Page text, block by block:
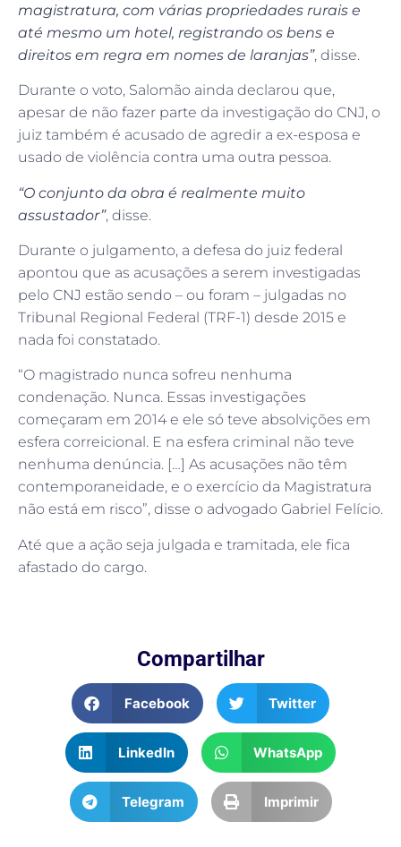
magistratura, com várias propriedades rurais e
até mesmo um hotel, registrando os bens e
direitos em regra em nomes de laranjas”, disse.
Durante o voto, Salomão ainda declarou que,
apesar de não fazer parte da investigação do CNJ, o
juiz também é acusado de agredir a ex-esposa e
usado de violência contra uma outra pessoa.
“O conjunto da obra é realmente muito
assustador”, disse.
Durante o julgamento, a defesa do juiz federal
apontou que as acusações a serem investigadas
pelo CNJ estão sendo – ou foram – julgadas no
Tribunal Regional Federal (TRF-1) desde 2015 e
nada foi constatado.
“O magistrado nunca sofreu nenhuma
condenação. Nunca. Essas investigações
começaram em 2014 e ele só teve absolvições em
esfera correicional. E na esfera criminal não teve
nenhuma denúncia. […] As acusações não têm
contemporaneidade, e o exercício da Magistratura
não está em risco”, disse o advogado Gabriel Felício.
Até que a ação seja julgada e tramitada, ele fica
afastado do cargo.
Compartilhar
Facebook Twitter
LinkedIn WhatsApp
Telegram Imprimir